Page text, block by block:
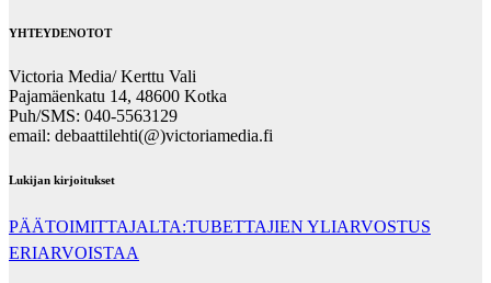
YHTEYDENOTOT
Victoria Media/ Kerttu Vali
Pajamäenkatu 14, 48600 Kotka
Puh/SMS: 040-5563129
email: debaattilehti(@)victoriamedia.fi
Lukijan kirjoitukset
PÄÄTOIMITTAJALTA:TUBETTAJIEN YLIARVOSTUS
ERIARVOISTAA